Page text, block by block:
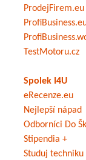
ProdejFirem.eu
TestMotoru.cz
Spolek I4U
eRecenze.eu
Nejlepší nápad
Odborníci Do
Stipendia +
Studuj